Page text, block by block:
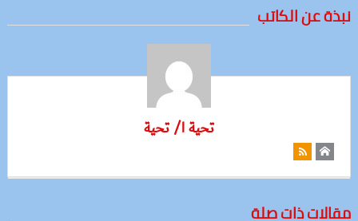
نبذة عن الكاتب
تحية ا/ تحية
مقالات ذات صلة